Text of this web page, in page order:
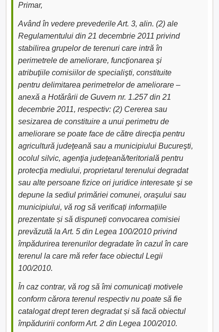
Primar,
Având în vedere prevederile Art. 3, alin. (2) ale
Regulamentului din 21 decembrie 2011 privind
stabilirea grupelor de terenuri care intră în
perimetrele de ameliorare, funcţionarea şi
atribuţiile comisiilor de specialişti, constituite
pentru delimitarea perimetrelor de ameliorare –
anexă a Hotărârii de Guvern nr. 1.257 din 21
decembrie 2011, respectiv: (2) Cererea sau
sesizarea de constituire a unui perimetru de
ameliorare se poate face de către direcţia pentru
agricultură judeţeană sau a municipiului Bucureşti,
ocolul silvic, agenţia judeţeană/teritorială pentru
protecţia mediului, proprietarul terenului degradat
sau alte persoane fizice ori juridice interesate şi se
depune la sediul primăriei comunei, oraşului sau
municipiului, vă rog să verificați informațiile
prezentate și să dispuneți convocarea comisiei
prevăzută la Art. 5 din Legea 100/2010 privind
împădurirea terenurilor degradate în cazul în care
terenul la care mă refer face obiectul Legii
100/2010.
În caz contrar, vă rog să îmi comunicați motivele
conform cărora terenul respectiv nu poate să fie
catalogat drept teren degradat și să facă obiectul
împăduririi conform Art. 2 din Legea 100/2010.